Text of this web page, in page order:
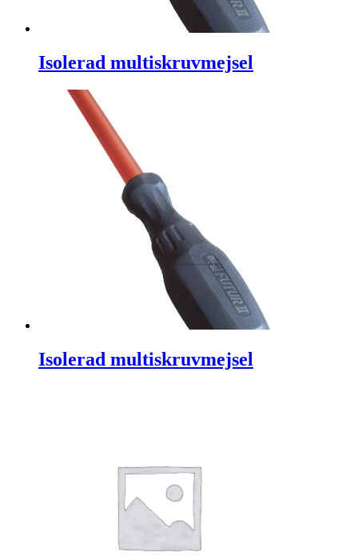
Isolerad multiskruvmejsel
Isolerad multiskruvmejsel